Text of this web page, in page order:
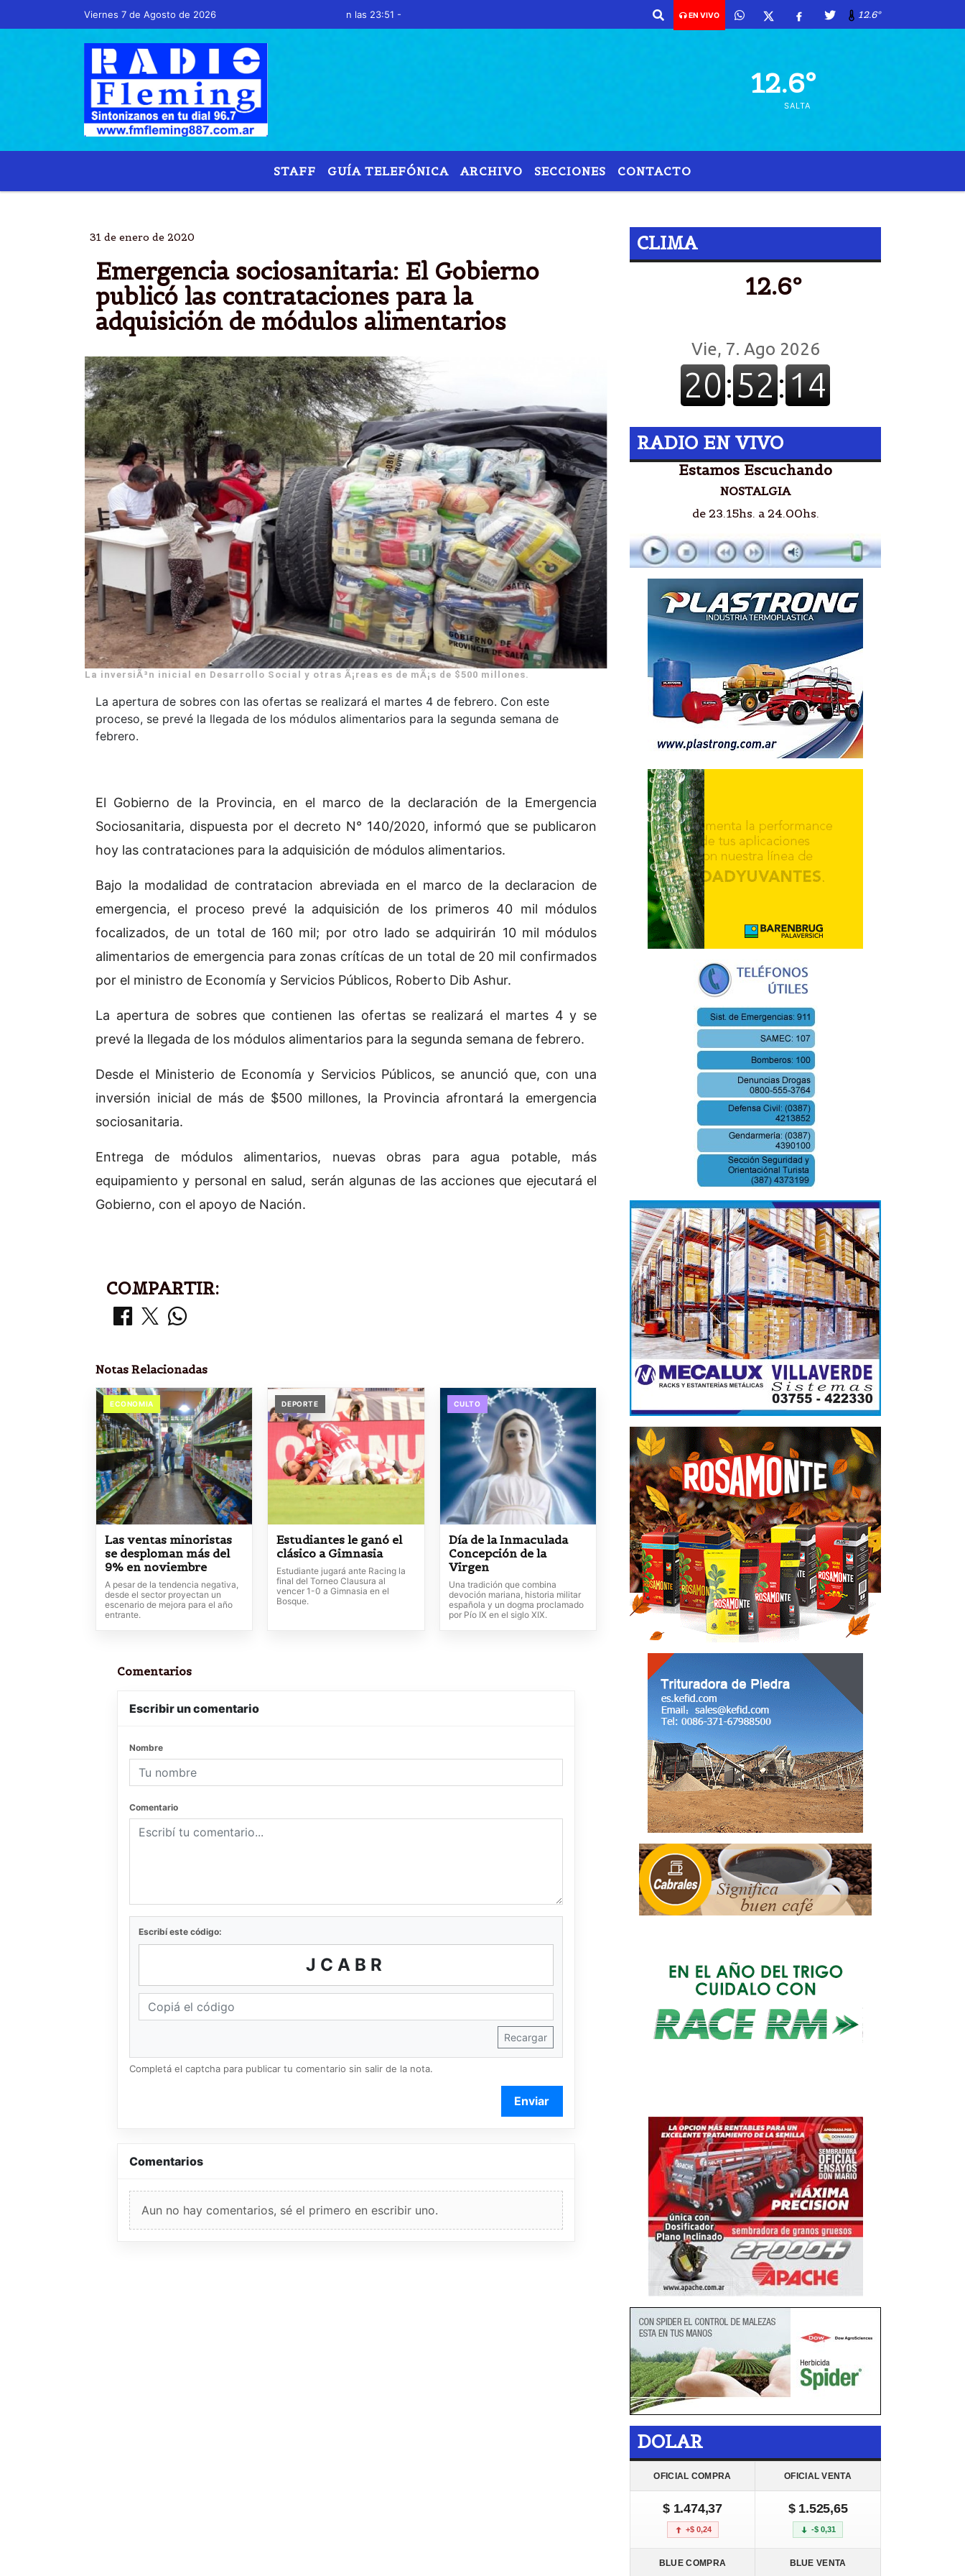
Viernes 7 de Agosto de 2026
Hoy es Viernes 7 de Agosto de 2026 y son las 23:51 - EN VIVO 12.6º
12.6º
SALTA
STAFF GUÍA TELEFÓNICA ARCHIVO SECCIONES CONTACTO
31 de enero de 2020
Emergencia sociosanitaria: El Gobierno
publicó las contrataciones para la
adquisición de módulos alimentarios
La inversiÃ³n inicial en Desarrollo Social y otras Ã¡reas es de mÃ¡s de $500 millones.
La apertura de sobres con las ofertas se realizará el martes 4 de febrero. Con este
proceso, se prevé la llegada de los módulos alimentarios para la segunda semana de
febrero.
El Gobierno de la Provincia, en el marco de la declaración de la Emergencia
Sociosanitaria, dispuesta por el decreto N° 140/2020, informó que se publicaron
hoy las contrataciones para la adquisición de módulos alimentarios.
Bajo la modalidad de contratacion abreviada en el marco de la declaracion de
emergencia, el proceso prevé la adquisición de los primeros 40 mil módulos
focalizados, de un total de 160 mil; por otro lado se adquirirán 10 mil módulos
alimentarios de emergencia para zonas crítícas de un total de 20 mil confirmados
por el ministro de Economía y Servicios Públicos, Roberto Dib Ashur.
La apertura de sobres que contienen las ofertas se realizará el martes 4 y se
prevé la llegada de los módulos alimentarios para la segunda semana de febrero.
Desde el Ministerio de Economía y Servicios Públicos, se anunció que, con una
inversión inicial de más de $500 millones, la Provincia afrontará la emergencia
sociosanitaria.
Entrega de módulos alimentarios, nuevas obras para agua potable, más
equipamiento y personal en salud, serán algunas de las acciones que ejecutará el
Gobierno, con el apoyo de Nación.
COMPARTIR:
Notas Relacionadas
ECONOMIA
Las ventas minoristas
se desploman más del
9% en noviembre
A pesar de la tendencia negativa,
desde el sector proyectan un
escenario de mejora para el año
entrante.
DEPORTE
Estudiantes le ganó el
clásico a Gimnasia
Estudiante jugará ante Racing la
final del Torneo Clausura al
vencer 1-0 a Gimnasia en el
Bosque.
CULTO
Día de la Inmaculada
Concepción de la
Virgen
Una tradición que combina
devoción mariana, historia militar
española y un dogma proclamado
por Pío IX en el siglo XIX.
Comentarios
Escribir un comentario
Nombre
Comentario
Escribí este código:
JCABR
Recargar
Completá el captcha para publicar tu comentario sin salir de la nota.
Enviar
Comentarios
Aun no hay comentarios, sé el primero en escribir uno.
CLIMA
12.6º
RADIO EN VIVO
Estamos Escuchando
NOSTALGIA
de 23.15hs. a 24.00hs.
DOLAR
OFICIAL COMPRA OFICIAL VENTA
$ 1.474,37
+$ 0,24
$ 1.525,65
-$ 0,31
BLUE COMPRA BLUE VENTA